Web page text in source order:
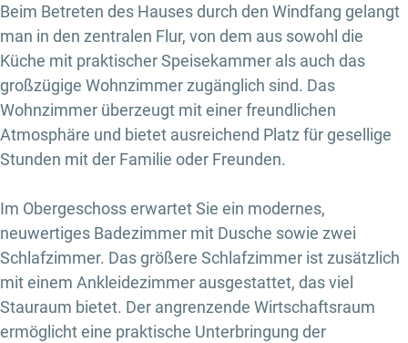
Beim Betreten des Hauses durch den Windfang gelangt
man in den zentralen Flur, von dem aus sowohl die
Küche mit praktischer Speisekammer als auch das
großzügige Wohnzimmer zugänglich sind. Das
Wohnzimmer überzeugt mit einer freundlichen
Atmosphäre und bietet ausreichend Platz für gesellige
Stunden mit der Familie oder Freunden.
Im Obergeschoss erwartet Sie ein modernes,
neuwertiges Badezimmer mit Dusche sowie zwei
Schlafzimmer. Das größere Schlafzimmer ist zusätzlich
mit einem Ankleidezimmer ausgestattet, das viel
Stauraum bietet. Der angrenzende Wirtschaftsraum
ermöglicht eine praktische Unterbringung der